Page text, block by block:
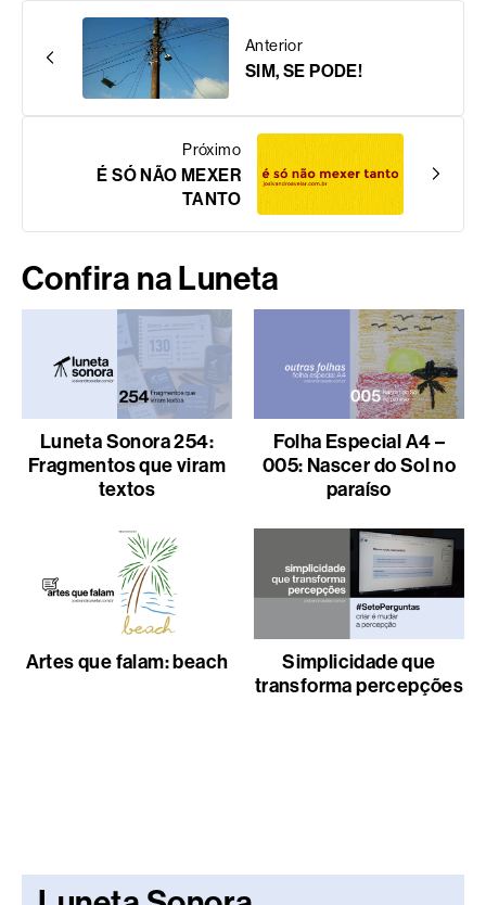
Anterior
SIM, SE PODE!
Próximo
É SÓ NÃO MEXER
TANTO
Confira na Luneta
Luneta Sonora 254:
Fragmentos que viram
textos
Folha Especial A4 –
005: Nascer do Sol no
paraíso
Artes que falam: beach
Simplicidade que
transforma percepções